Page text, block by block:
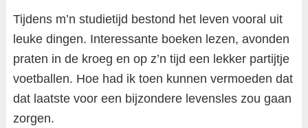
Tijdens m’n studietijd bestond het leven vooral uit
leuke dingen. Interessante boeken lezen, avonden
praten in de kroeg en op z’n tijd een lekker partijtje
voetballen. Hoe had ik toen kunnen vermoeden dat
dat laatste voor een bijzondere levensles zou gaan
zorgen.